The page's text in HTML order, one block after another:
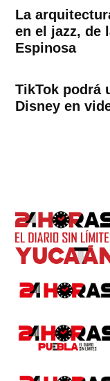
La
en el jazz, de
Espinosa
TikTok podrá
Disney en